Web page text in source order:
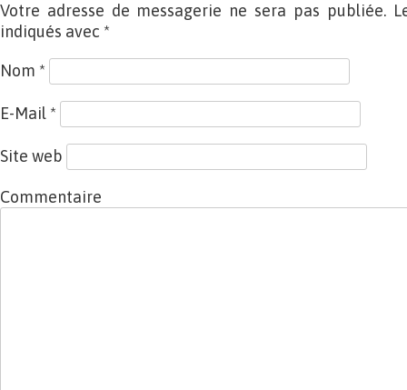
Votre adresse de messagerie ne sera pas publiée.
indiqués avec *
Nom *
E-Mail *
Site web
Commentaire